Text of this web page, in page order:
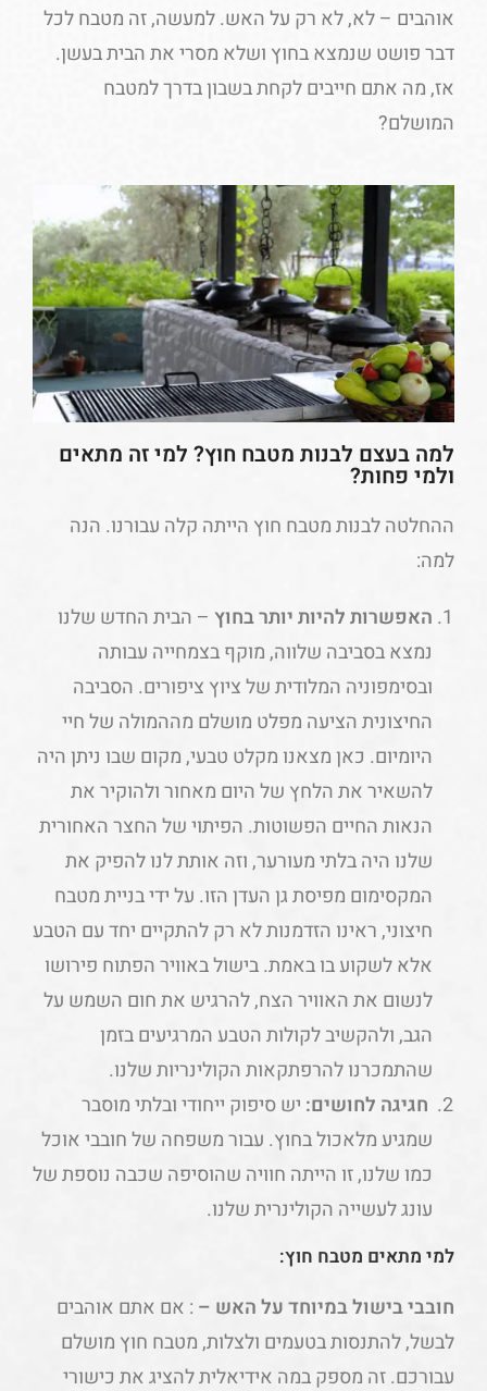
אוהבים – לא, לא רק על האש. למעשה, זה מטבח לכל
דבר פושט שנמצא בחוץ ושלא מסרי את הבית בעשן.
אז, מה אתם חייבים לקחת בשבון בדרך למטבח
המושלם?
למה בעצם לבנות מטבח חוץ? למי זה מתאים
ולמי פחות?
ההחלטה לבנות מטבח חוץ הייתה קלה עבורנו. הנה
למה:
האפשרות להיות יותר בחוץ – הבית החדש שלנו
נמצא בסביבה שלווה, מוקף בצמחייה עבותה
ובסימפוניה המלודית של ציוץ ציפורים. הסביבה
החיצונית הציעה מפלט מושלם מההמולה של חיי
היומיום. כאן מצאנו מקלט טבעי, מקום שבו ניתן היה
להשאיר את הלחץ של היום מאחור ולהוקיר את
הנאות החיים הפשוטות. הפיתוי של החצר האחורית
שלנו היה בלתי מעורער, וזה אותת לנו להפיק את
המקסימום מפיסת גן העדן הזו. על ידי בניית מטבח
חיצוני, ראינו הזדמנות לא רק להתקיים יחד עם הטבע
אלא לשקוע בו באמת. בישול באוויר הפתוח פירושו
לנשום את האוויר הצח, להרגיש את חום השמש על
הגב, ולהקשיב לקולות הטבע המרגיעים בזמן
שהתמכרנו להרפתקאות הקולינריות שלנו.
חגיגה לחושים: יש סיפוק ייחודי ובלתי מוסבר
שמגיע מלאכול בחוץ. עבור משפחה של חובבי אוכל
כמו שלנו, זו הייתה חוויה שהוסיפה שכבה נוספת של
עונג לעשייה הקולינרית שלנו.
למי מתאים מטבח חוץ:
חובבי בישול במיוחד על האש – : אם אתם אוהבים
לבשל, להתנסות בטעמים ולצלות, מטבח חוץ מושלם
עבורכם. זה מספק במה אידיאלית להציג את כישורי